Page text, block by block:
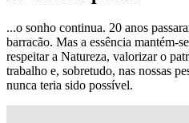
...o sonho continua. 20 anos
barracão. Mas a essência mantém-
respeitar a Natureza, valorizar o
trabalho e, sobretudo, nas nossas
nunca teria sido possível.